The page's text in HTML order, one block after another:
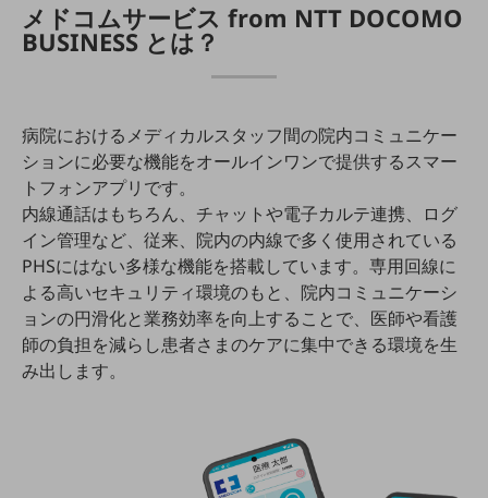
カテゴリーで探す
カテゴリーで探すTOP
電話・映像コミュニケーション
セキュリティ
データ利活用
メドコムサービス from NTT DOCOMO
BUSINESS とは？
病院におけるメディカルスタッフ間の院内コミュニケー
ションに必要な機能をオールインワンで提供するスマー
トフォンアプリです。
内線通話はもちろん、チャットや電子カルテ連携、ログ
イン管理など、従来、院内の内線で多く使用されている
PHSにはない多様な機能を搭載しています。専用回線に
よる高いセキュリティ環境のもと、院内コミュニケーシ
ョンの円滑化と業務効率を向上することで、医師や看護
師の負担を減らし患者さまのケアに集中できる環境を生
み出します。